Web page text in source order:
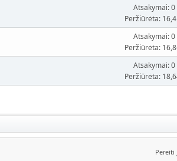
Atsakymai: 0
Peržiūrėta:
Atsakymai: 0
Peržiūrėta:
Atsakymai: 0
Peržiūrėta:
Pereiti į